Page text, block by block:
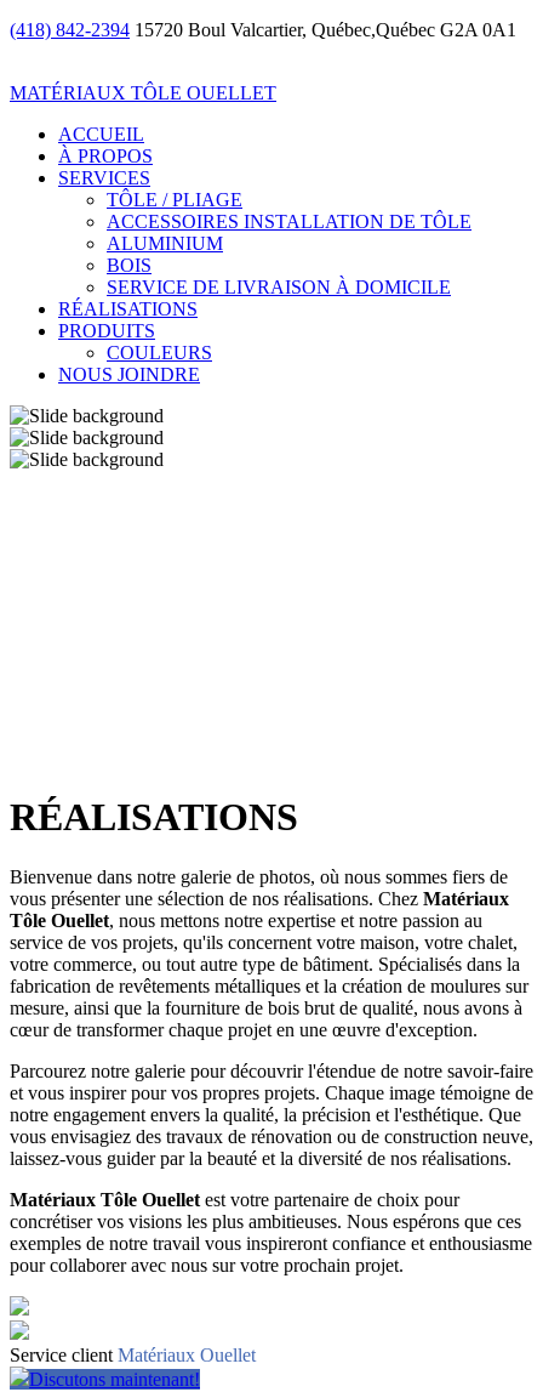
(418) 842-2394 15720 Boul Valcartier, Québec,Québec G2A 0A1
MATÉRIAUX TÔLE OUELLET
ACCUEIL
À PROPOS
SERVICES
TÔLE / PLIAGE
ACCESSOIRES INSTALLATION DE TÔLE
ALUMINIUM
BOIS
SERVICE DE LIVRAISON À DOMICILE
RÉALISATIONS
PRODUITS
COULEURS
NOUS JOINDRE
RÉALISATIONS
Bienvenue dans notre galerie de photos, où nous sommes fiers de
vous présenter une sélection de nos réalisations. Chez Matériaux
Tôle Ouellet, nous mettons notre expertise et notre passion au
service de vos projets, qu'ils concernent votre maison, votre chalet,
votre commerce, ou tout autre type de bâtiment. Spécialisés dans la
fabrication de revêtements métalliques et la création de moulures sur
mesure, ainsi que la fourniture de bois brut de qualité, nous avons à
cœur de transformer chaque projet en une œuvre d'exception.
Parcourez notre galerie pour découvrir l'étendue de notre savoir-faire
et vous inspirer pour vos propres projets. Chaque image témoigne de
notre engagement envers la qualité, la précision et l'esthétique. Que
vous envisagiez des travaux de rénovation ou de construction neuve,
laissez-vous guider par la beauté et la diversité de nos réalisations.
Matériaux Tôle Ouellet est votre partenaire de choix pour
concrétiser vos visions les plus ambitieuses. Nous espérons que ces
exemples de notre travail vous inspireront confiance et enthousiasme
pour collaborer avec nous sur votre prochain projet.
Service client Matériaux Ouellet
Discutons maintenant!